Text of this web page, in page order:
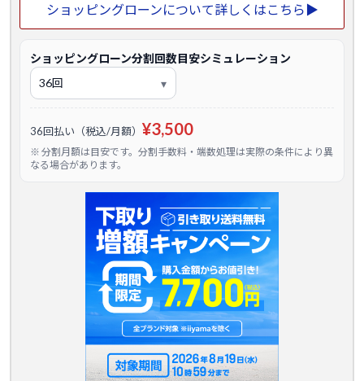
ショッピングローンについて詳しくはこちら▶
ショッピングローン分割回数目安シミュレーション
36回払い（税込/月額） ¥3,500
※ 分割月額は目安です。分割手数料・端数処理は実際の条件により異
なる場合があります。